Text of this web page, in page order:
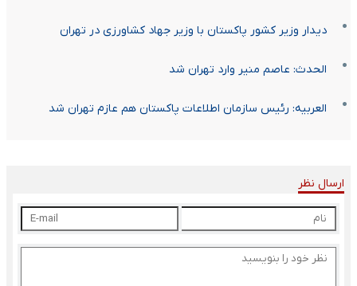
دیدار وزیر کشور پاکستان با وزیر جهاد کشاورزی در تهران
الحدث: عاصم منیر وارد تهران شد
العربیه: رئیس سازمان اطلاعات پاکستان هم عازم تهران شد
ارسال نظر